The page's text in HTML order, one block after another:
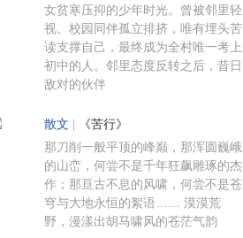
女贫寒压抑的少年时光。曾被邻里轻
视、校园同伴孤立排挤，唯有埋头苦
读支撑自己，最终成为全村唯一考上
初中的人。邻里态度反转之后，昔日
敌对的伙伴
散文 《苦行》
那刀削一般平顶的峰巅，那浑圆巍峨
的山峦，何尝不是千年狂飙雕琢的杰
作；那亘古不息的风啸，何尝不是苍
穹与大地永恒的絮语…… 漠漠荒
野，漫漾出胡马啸风的苍茫气韵